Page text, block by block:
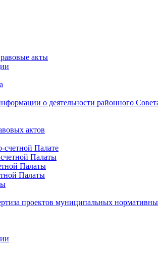
акты
о деятельности районного
актов
Палате
Палаты
Палаты
Палаты
проектов муниципальных